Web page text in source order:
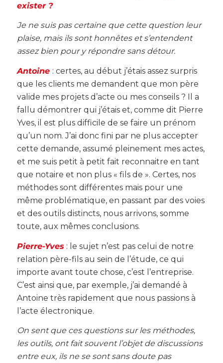
exister ?
Je ne suis pas certaine que cette question leur
plaise, mais ils sont honnêtes et s’entendent
assez bien pour y répondre sans détour.
Antoine : certes, au début j’étais assez surpris
que les clients me demandent que mon père
valide mes projets d’acte ou mes conseils ? Il a
fallu démontrer qui j’étais et, comme dit Pierre
Yves, il est plus difficile de se faire un prénom
qu’un nom. J’ai donc fini par ne plus accepter
cette demande, assumé pleinement mes actes,
et me suis petit à petit fait reconnaitre en tant
que notaire et non plus « fils de ». Certes, nos
méthodes sont différentes mais pour une
même problématique, en passant par des voies
et des outils distincts, nous arrivons, somme
toute, aux mêmes conclusions.
Pierre-Yves: le sujet n’est pas celui de notre
relation père-fils au sein de l’étude, ce qui
importe avant toute chose, c’est l’entreprise.
C’est ainsi que, par exemple, j’ai demandé à
Antoine très rapidement que nous passions à
l’acte électronique.
On sent que ces questions sur les méthodes,
les outils, ont fait souvent l’objet de discussions
entre eux, ils ne se sont sans doute pas